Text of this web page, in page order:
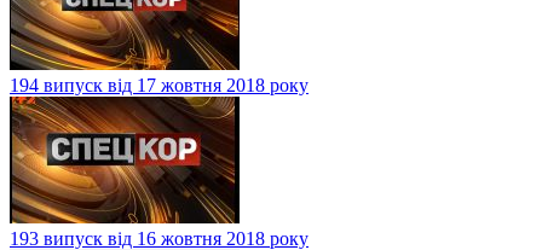
194 випуск від 17 жовтня 2018 року
193 випуск від 16 жовтня 2018 року